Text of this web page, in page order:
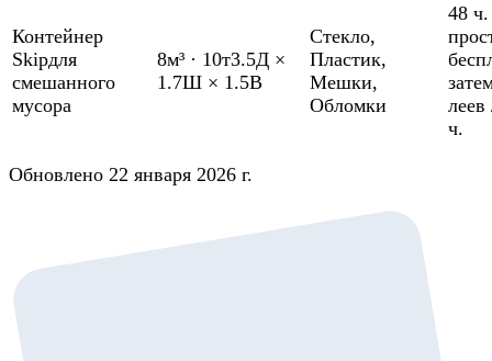
Контейнер
Skipдля
смешанного
мусора
8м³ · 10т3.5Д ×
1.7Ш × 1.5В
Стекло,
Пластик,
Мешки,
Обломки
48 ч.
леев
ч.
Обновлено 22 января 2026 г.